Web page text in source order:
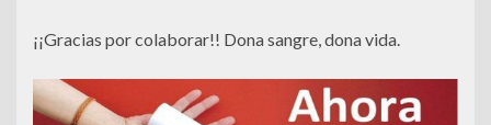
¡¡Gracias por colaborar!! Dona sangre, dona vida.